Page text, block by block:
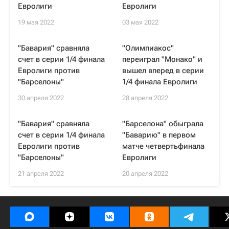
Евролиги
19 мая 2022
Евролиги
03 мая 2022
"Бавария" сравняла
счет в серии 1/4 финала
Евролиги против
"Барселоны"
30 апреля 2022
"Олимпиакос"
переиграл "Монако" и
вышел вперед в серии
1/4 финала Евролиги
28 апреля 2022
"Бавария" сравняла
счет в серии 1/4 финала
Евролиги против
"Барселоны"
21 апреля 2022
"Барселона" обыграла
"Баварию" в первом
матче четвертьфинала
Евролиги
20 апреля 2022